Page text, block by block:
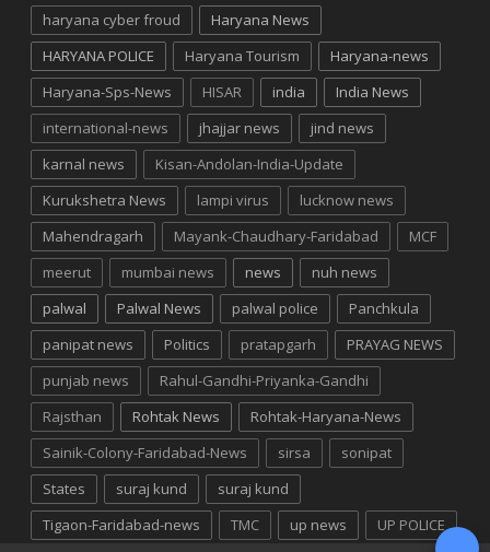
haryana cyber froud
Haryana News
HARYANA POLICE
Haryana Tourism
Haryana-news
Haryana-Sps-News
HISAR india
India News
international-news
jhajjar news
jind news
karnal news
Kisan-Andolan-India-Update
Kurukshetra News
lampi virus
lucknow news
Mahendragarh
Mayank-Chaudhary-Faridabad
MCF
meerut
mumbai news news
nuh news
palwal
Palwal News palwal police
Panchkula
panipat news
Politics pratapgarh
PRAYAG NEWS
punjab news
Rahul-Gandhi-Priyanka-Gandhi
Rajsthan
Rohtak News
Rohtak-Haryana-News
Sainik-Colony-Faridabad-News
sirsa
sonipat
States
suraj kund
suraj kund
Tigaon-Faridabad-news
TMC up news UP POLICE